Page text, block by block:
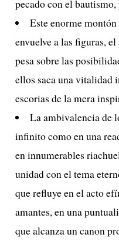
pecado con el
Este enorme
envuelve a las figuras,
pesa sobre las
ellos saca una vitalidad
escorias de la mera
La ambivalencia de
infinito como en una
en innumerables
unidad con el tema
que refluye en el acto
amantes, en una
que alcanza un canon